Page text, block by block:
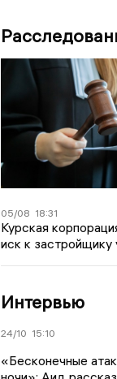
05/08 18:31
Курская
иск к
Интервью
24/10 15:10
«Бесконечные